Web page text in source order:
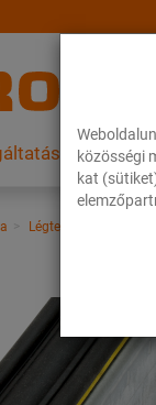
közösségi
kat
Légtechnika